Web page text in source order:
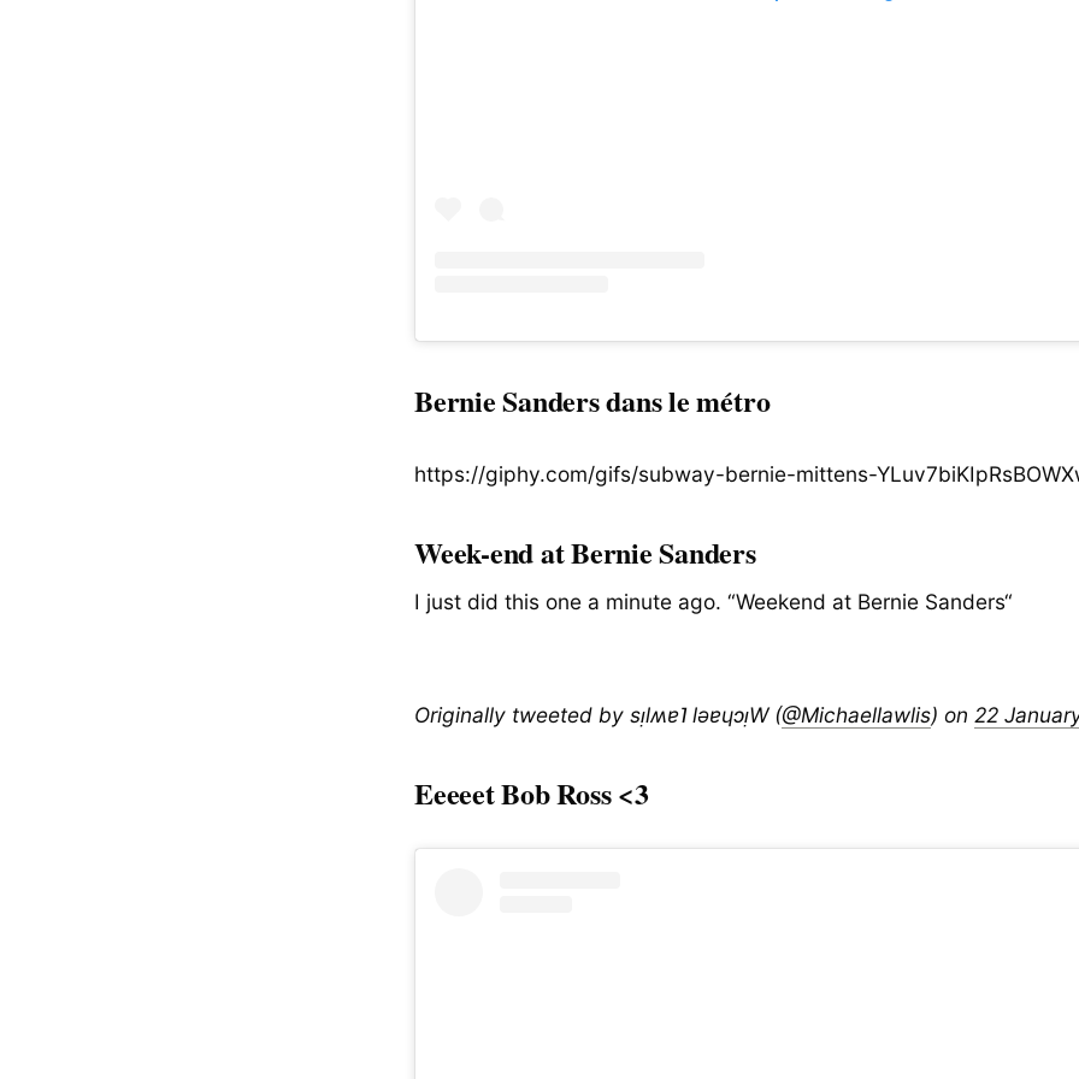
Bernie Sanders dans le métro
https://giphy.com/gifs/subway-bernie-mittens-
Week-end at Bernie Sanders
I just did this one a minute ago. “Weekend at Bernie Sanders“
Originally tweeted by sᴉlʍɐ˥ lǝɐɥɔᴉW (@Michaellawlis) on 22
Eeeeet Bob Ross <3